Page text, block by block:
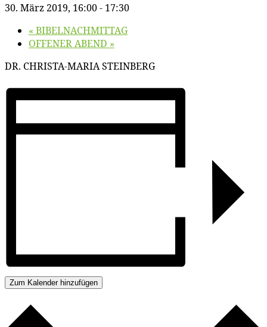
30. März 2019, 16:00- 17:30
« BIBELNACHMITTAG
OFFENER ABEND »
DR. CHRISTA-MARIA STEINBERG
Zum Kalender hinzufügen